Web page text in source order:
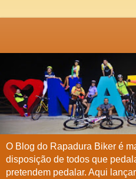
O Blog do Rapadura Biker é
disposição de todos que
pretendem pedalar. Aqui